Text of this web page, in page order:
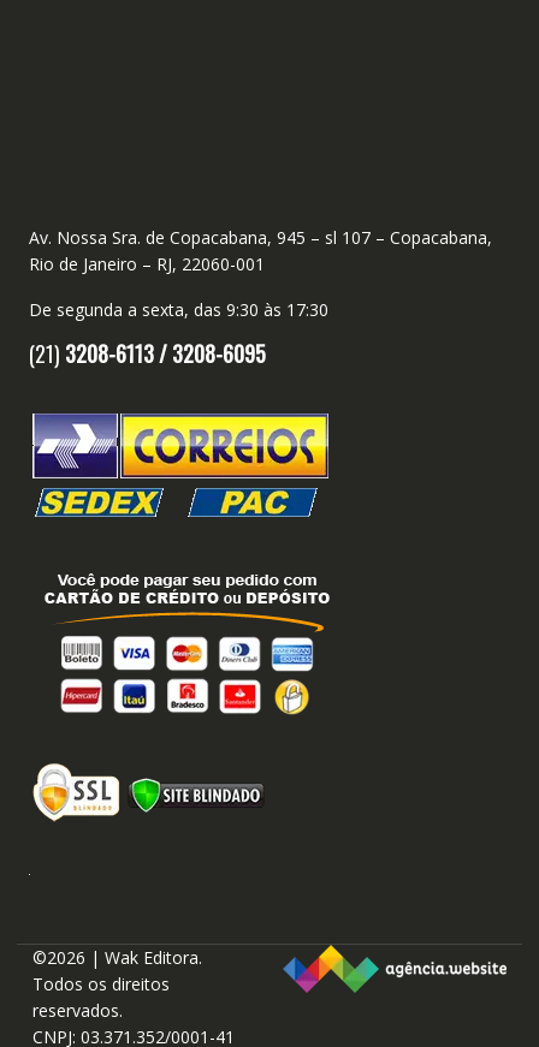
Av. Nossa Sra. de Copacabana, 945 – sl 107 – Copacabana,
Rio de Janeiro – RJ, 22060-001
De segunda a sexta, das 9:30 às 17:30
(21) 3208-6113 /3208-6095
©2026 | Wak Editora.
Todos os direitos
reservados.
CNPJ: 03.371.352/0001-41